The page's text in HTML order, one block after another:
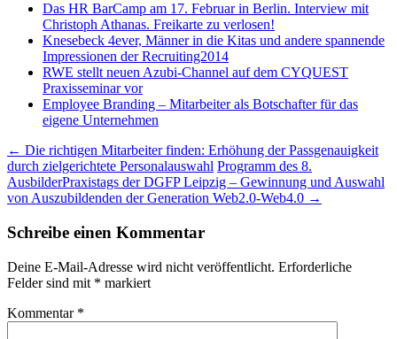
Das HR BarCamp am 17. Februar in Berlin. Interview mit
Christoph Athanas. Freikarte zu verlosen!
Knesebeck 4ever, Männer in die Kitas und andere spannende
Impressionen der Recruiting2014
RWE stellt neuen Azubi-Channel auf dem CYQUEST
Praxisseminar vor
Employee Branding – Mitarbeiter als Botschafter für das
eigene Unternehmen
Beitragsnavigation
← Die richtigen Mitarbeiter finden: Erhöhung der Passgenauigkeit
durch zielgerichtete Personalauswahl Programm des 8.
AusbilderPraxistags der DGFP Leipzig – Gewinnung und Auswahl
von Auszubildenden der Generation Web2.0-Web4.0 →
Schreibe einen Kommentar
Deine E-Mail-Adresse wird nicht veröffentlicht. Erforderliche
Felder sind mit * markiert
Kommentar *